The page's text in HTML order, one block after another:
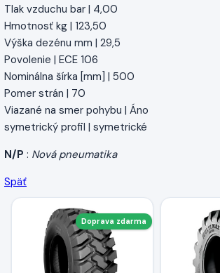
Tlak vzduchu bar | 4,00
Hmotnosť kg | 123,50
Výška dezénu mm | 29,5
Povolenie | ECE 106
Nominálna šírka [mm] | 500
Pomer strán | 70
Viazané na smer pohybu | Áno
symetrický profil | symetrické
N/P : Nová pneumatika
Späť
Doprava zdarma